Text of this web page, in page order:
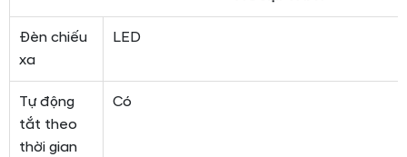
Đèn chiếu
xa
LED
Tự động
tắt theo
thời gian
Có